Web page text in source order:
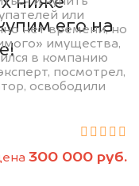
или
нет времени, но
имущества,
в компанию
посмотрел,
освободили
300 000 руб.
его на